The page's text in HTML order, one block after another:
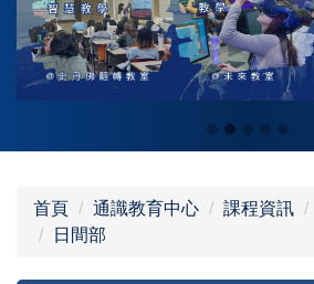
首頁 通識教育中心 課程資訊
日間部